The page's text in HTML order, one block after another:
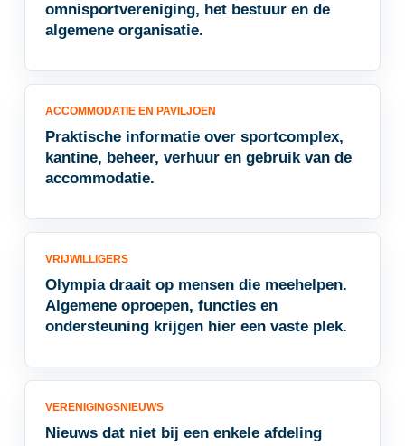
omnisportvereniging, het bestuur en de
algemene organisatie.
ACCOMMODATIE EN PAVILJOEN
Praktische informatie over sportcomplex,
kantine, beheer, verhuur en gebruik van de
accommodatie.
VRIJWILLIGERS
Olympia draait op mensen die meehelpen.
Algemene oproepen, functies en
ondersteuning krijgen hier een vaste plek.
VERENIGINGSNIEUWS
Nieuws dat niet bij een enkele afdeling